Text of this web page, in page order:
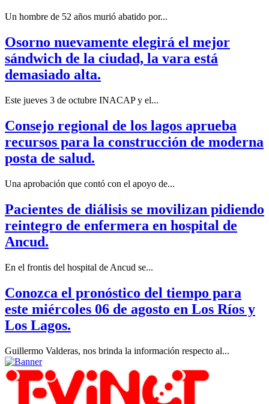
Un hombre de 52 años murió abatido por...
Osorno nuevamente elegirá el mejor
sándwich de la ciudad, la vara está
demasiado alta.
Este jueves 3 de octubre INACAP y el...
Consejo regional de los lagos aprueba
recursos para la construcción de moderna
posta de salud.
Una aprobación que contó con el apoyo de...
Pacientes de diálisis se movilizan pidiendo
reintegro de enfermera en hospital de
Ancud.
En el frontis del hospital de Ancud se...
Conozca el pronóstico del tiempo para
este miércoles 06 de agosto en Los Ríos y
Los Lagos.
Guillermo Valderas, nos brinda la información respecto al...